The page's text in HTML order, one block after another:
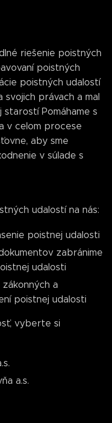
riešenie poistných
poistných
poistných udalostí
právach a mal
starostí Pomáhame s
v celom procese
aby sme
v súlade s
udalostí na nás:
poistnej udalosti
zabránime
udalosti
a
poistnej udalosti
vyberte si
a.s.